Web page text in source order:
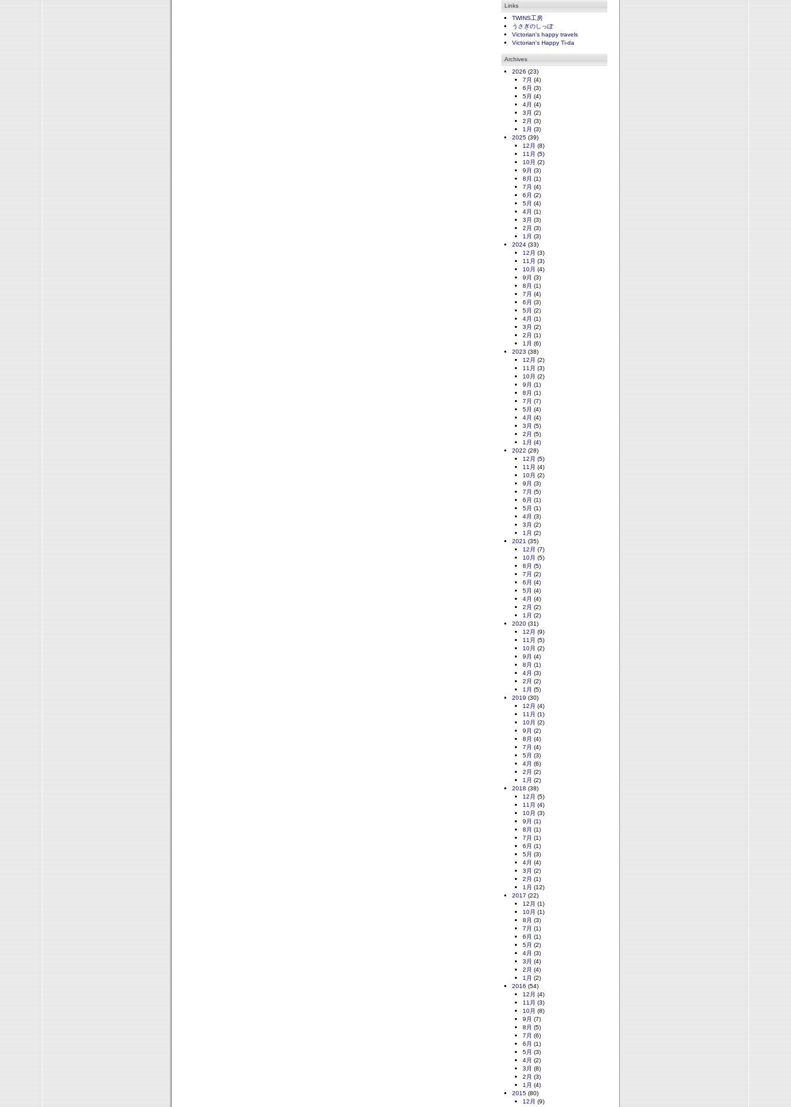
Links
TWINS工房
うさぎのしっぽ
Victorian's happy travels
Victorian's Happy Ti-da
Archives
2026 (23)
7月 (4)
6月 (3)
5月 (4)
4月 (4)
3月 (2)
2月 (3)
1月 (3)
2025 (39)
12月 (8)
11月 (5)
10月 (2)
9月 (3)
8月 (1)
7月 (4)
6月 (2)
5月 (4)
4月 (1)
3月 (3)
2月 (3)
1月 (3)
2024 (33)
12月 (3)
11月 (3)
10月 (4)
9月 (3)
8月 (1)
7月 (4)
6月 (3)
5月 (2)
4月 (1)
3月 (2)
2月 (1)
1月 (6)
2023 (38)
12月 (2)
11月 (3)
10月 (2)
9月 (1)
8月 (1)
7月 (7)
5月 (4)
4月 (4)
3月 (5)
2月 (5)
1月 (4)
2022 (28)
12月 (5)
11月 (4)
10月 (2)
9月 (3)
7月 (5)
6月 (1)
5月 (1)
4月 (3)
3月 (2)
1月 (2)
2021 (35)
12月 (7)
10月 (5)
8月 (5)
7月 (2)
6月 (4)
5月 (4)
4月 (4)
2月 (2)
1月 (2)
2020 (31)
12月 (9)
11月 (5)
10月 (2)
9月 (4)
8月 (1)
4月 (3)
2月 (2)
1月 (5)
2019 (30)
12月 (4)
11月 (1)
10月 (2)
9月 (2)
8月 (4)
7月 (4)
5月 (3)
4月 (6)
2月 (2)
1月 (2)
2018 (38)
12月 (5)
11月 (4)
10月 (3)
9月 (1)
8月 (1)
7月 (1)
6月 (1)
5月 (3)
4月 (4)
3月 (2)
2月 (1)
1月 (12)
2017 (22)
12月 (1)
10月 (1)
8月 (3)
7月 (1)
6月 (1)
5月 (2)
4月 (3)
3月 (4)
2月 (4)
1月 (2)
2016 (54)
12月 (4)
11月 (3)
10月 (8)
9月 (7)
8月 (5)
7月 (6)
6月 (1)
5月 (3)
4月 (2)
3月 (8)
2月 (3)
1月 (4)
2015 (80)
12月 (9)